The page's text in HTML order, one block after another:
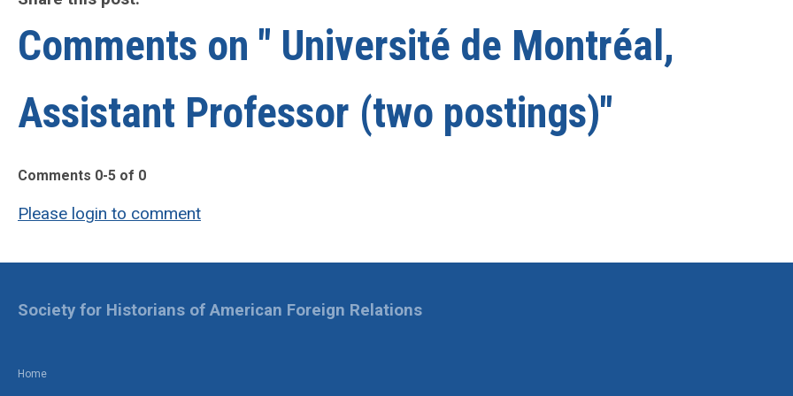
Comments on " Université de Montréal,
Assistant Professor (two postings)"
Comments 0-5 of 0
Please login to comment
Home
Society for Historians of American Foreign Relations